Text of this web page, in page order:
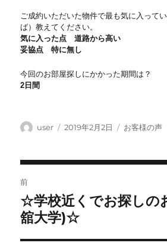
ご成約いただいた物件で最も気に入って
ば）教えてください。
気に入った点 道路から高い
妥協点 特に無し
今回のお部屋探しにかかった期間は？
2日間
投
user
投
2019年2月2日
カ
リ
お客様の声
稿
ナ
ビ
ゲ
前
前
の
投
☆学校近くでお探しの
舘大学)☆